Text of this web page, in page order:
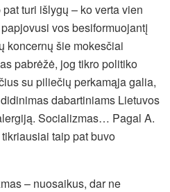
turi išlygų – ko verta vien
vos besiformuojantį
koncernų šie mokesčiai
pabrėžė, jog tikro politiko
su piliečių perkamąja galia,
dabartiniams Lietuvos
Socializmas… Pagal A.
taip pat buvo
– nuosaikus, dar ne